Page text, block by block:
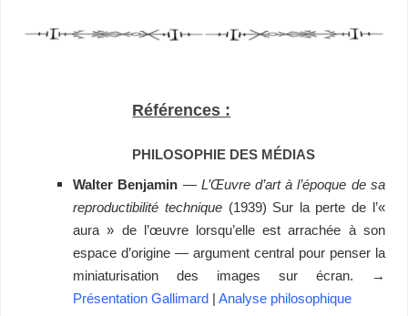
Références :
PHILOSOPHIE DES MÉDIAS
Walter Benjamin — L’Œuvre d’art à l’époque de sa
reproductibilité technique(1939) Sur la perte de l’«
aura » de l’œuvre lorsqu’elle est arrachée à son
espace d’origine — argument central pour penser la
miniaturisation des images sur écran. →
Présentation Gallimard |Analyse philosophique